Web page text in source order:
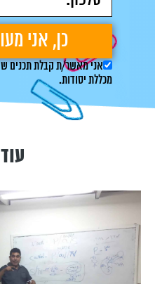
מכללת יסודות.
עוד